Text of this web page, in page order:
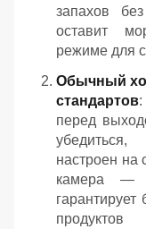
запахов
оставит
режиме для
Обычный
стандартов
перед
настроен на
камера —